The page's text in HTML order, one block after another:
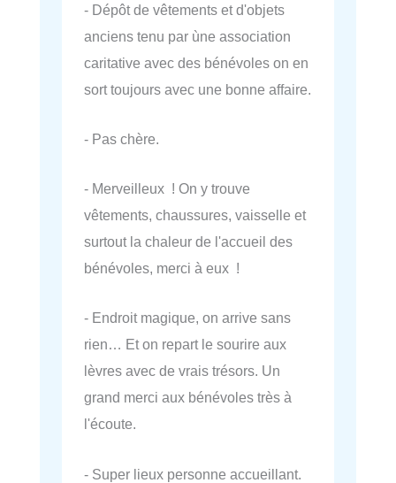
- Dépôt de vêtements et d'objets
anciens tenu par ùne association
caritative avec des bénévoles on en
sort toujours avec une bonne affaire.
- Pas chère.
- Merveilleux ! On y trouve
vêtements, chaussures, vaisselle et
surtout la chaleur de l'accueil des
bénévoles, merci à eux !
- Endroit magique, on arrive sans
rien… Et on repart le sourire aux
lèvres avec de vrais trésors. Un
grand merci aux bénévoles très à
l'écoute.
- Super lieux personne accueillant.